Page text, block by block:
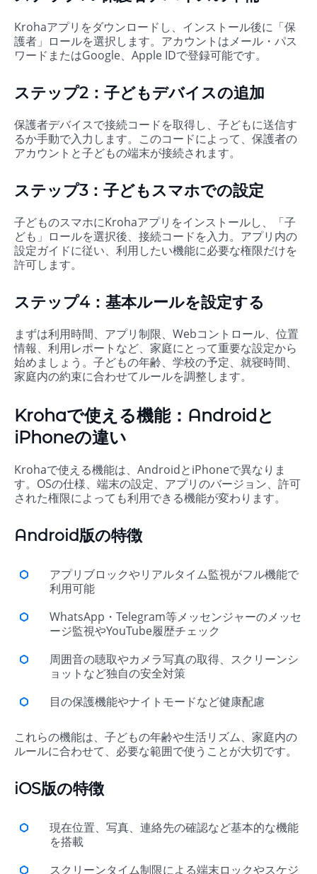
Krohaアプリをダウンロードし、インストール後に「保
護者」ロールを選択します。アカウントはメール・パス
ワードまたはGoogle、Apple IDで登録可能です。
ステップ2：子どもデバイスの追加
保護者デバイスで接続コードを取得し、子どもに送信す
るか手動で入力します。このコードによって、保護者の
アカウントと子どもの端末が接続されます。
ステップ3：子どもスマホでの設定
子どものスマホにKrohaアプリをインストールし、「子
ども」ロールを選択後、接続コードを入力。アプリ内の
設定ガイドに従い、利用したい機能に必要な権限だけを
許可します。
ステップ4：基本ルールを設定する
まずは利用時間、アプリ制限、Webコントロール、位置
情報、利用レポートなど、家庭にとって重要な設定から
始めましょう。子どもの年齢、学校の予定、就寝時間、
家庭内の約束に合わせてルールを調整します。
Krohaで使える機能：Androidと
iPhoneの違い
Krohaで使える機能は、AndroidとiPhoneで異なりま
す。OSの仕様、端末の設定、アプリのバージョン、許可
された権限によっても利用できる機能が変わります。
Android版の特徴
アプリブロックやリアルタイム監視がフル機能で
利用可能
WhatsApp・Telegram等メッセンジャーのメッセ
ージ監視やYouTube履歴チェック
周囲音の聴取やカメラ写真の取得、スクリーンシ
ョットなど独自の安全対策
目の保護機能やナイトモードなど健康配慮
これらの機能は、子どもの年齢や生活リズム、家庭内の
ルールに合わせて、必要な範囲で使うことが大切です。
iOS版の特徴
現在位置、写真、連絡先の確認など基本的な機能
を搭載
スクリーンタイム制限による端末ロックやスケジ